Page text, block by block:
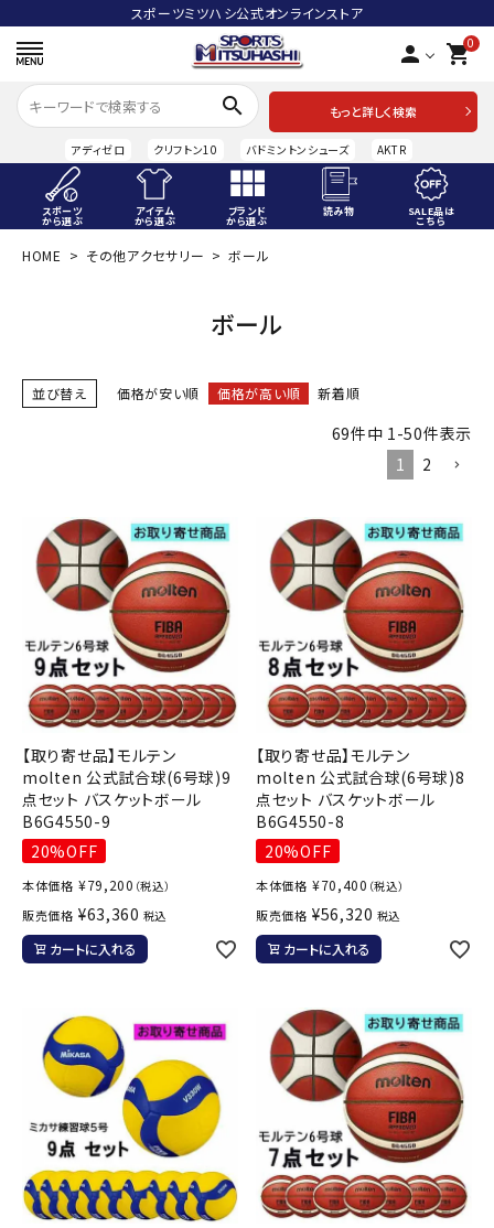
スポーツミツハシ公式オンラインストア
person 0
shopping_cart
search
もっと詳しく検索
アディゼロ クリフトン10 バドミントンシューズ AKTR
スポーツ
から選ぶ
アイテム
から選ぶ
ブランド
から選ぶ
読み物 SALE品は
こちら
ACCOUNT MENU
スポーツから選ぶ
SALE品はこちら
INFORMATIOM
ご利用ガイド
お問い合わせ
メルマガ登録
特定商取引法
プライバシーポリシー
HOME その他アクセサリー ボール
ボール
並び替え 価格が安い順 価格が高い順 新着順
69件中 1-50件表示
1
2
【取り寄せ品】モルテン
molten 公式試合球(6号球)9
点セット バスケットボール
B6G4550-9
20%OFF
本体価格 ¥79,200 （税込）
販売価格 ¥63,360 税込
カートに入れる
【取り寄せ品】モルテン
molten 公式試合球(6号球)8
点セット バスケットボール
B6G4550-8
20%OFF
本体価格 ¥70,400 （税込）
販売価格 ¥56,320 税込
カートに入れる